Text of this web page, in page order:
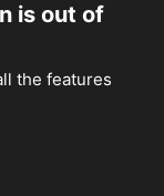
is out of
the features